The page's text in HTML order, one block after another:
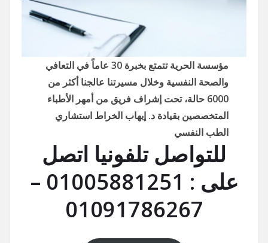
مؤسسة الحرية تتمتع بخبرة 30 عاماً في التعافي
والصحة النفسية وخلال مسيرتنا عالجنا أكثر من
6000 حالة، تحت إشراف فريق من أمهر الأطباء
المتخصصين بقيادة د. إيهاب الخراط استشاري
الطب النفسي
للتواصل تلفونيا اتصل
على : 01005881251 –
01091786267